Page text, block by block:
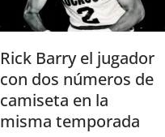
Rick Barry el jugador
con dos números de
camiseta en la
misma temporada